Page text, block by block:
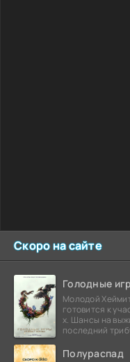
Скоро на сайте
Голодные
Молодой
готовится к
х. Шансы на
последний
Полураспад